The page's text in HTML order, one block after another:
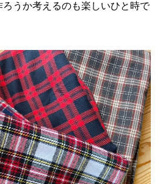
うか考えるのも楽しいひと時で